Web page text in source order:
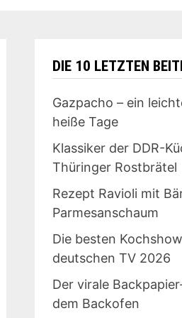
DIE 10 LETZTEN
Gazpacho – ein
heiße Tage
Klassiker der DDR-
Thüringer Rostbrätel
Rezept Ravioli mit
Parmesanschaum
Die besten
deutschen TV 2026
Der virale
dem Backofen